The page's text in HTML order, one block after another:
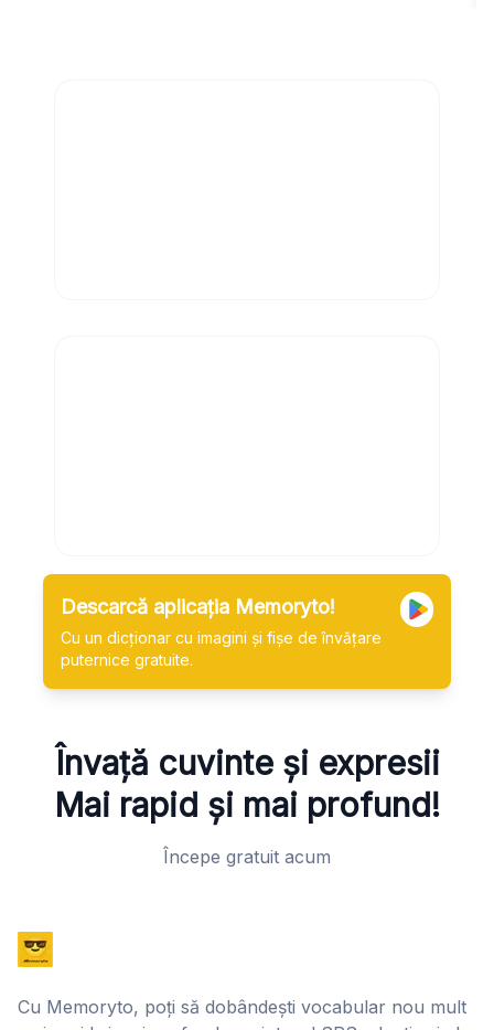
Descarcă aplicația Memoryto!
Cu un dicționar cu imagini și fișe de învățare
puternice gratuite.
Învață cuvinte și expresii
Mai rapid și mai profund!
Începe gratuit acum
Cu Memoryto, poți să dobândești vocabular nou mult